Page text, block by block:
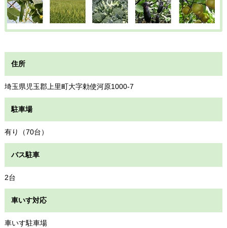
住所
埼玉県児玉郡上里町大字勅使河原1000-7
駐車場
有り（70台）
バス駐車
2台
車いす対応
車いす駐車場